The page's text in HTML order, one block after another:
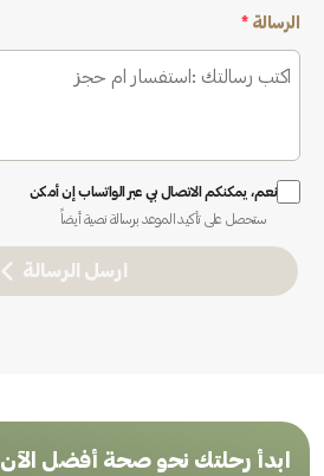
الرسالة *
نعم، يمكنكم الاتصال بي عبر الواتساب إن أمكن
ستحصل على تأكيد الموعد برسالة نصية أيضاً
ارسل الرسالة
ابدأ رحلتك نحو صحة أفضل الآن